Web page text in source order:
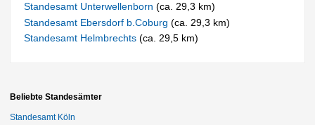
Standesamt Unterwellenborn(ca. 29,3 km)
Standesamt Ebersdorf b.Coburg(ca. 29,3 km)
Standesamt Helmbrechts(ca. 29,5 km)
Beliebte Standesämter
Standesamt Köln